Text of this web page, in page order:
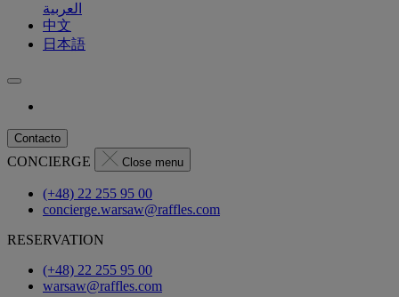
العربية
中文
日本語
Contacto
CONCIERGE Close menu
(+48) 22 255 95 00
concierge.warsaw@raffles.com
RESERVATION
(+48) 22 255 95 00
warsaw@raffles.com